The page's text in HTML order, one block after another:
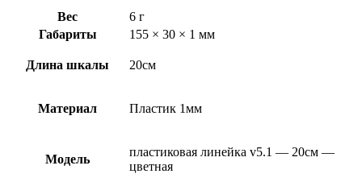
Вес
6 г
Габариты
155 × 30 × 1 мм
Длина шкалы 20см
Материал Пластик 1мм
Модель
пластиковая линейка v5.1 — 20см —
цветная